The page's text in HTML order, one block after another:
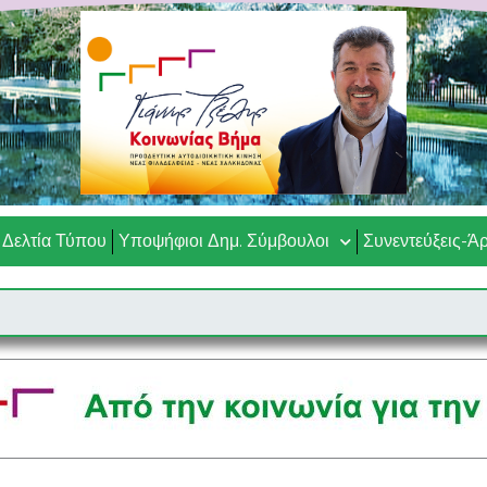
Δελτία Τύπου Υποψήφιοι Δημ. Σύμβουλοι Συνεντεύξεις-